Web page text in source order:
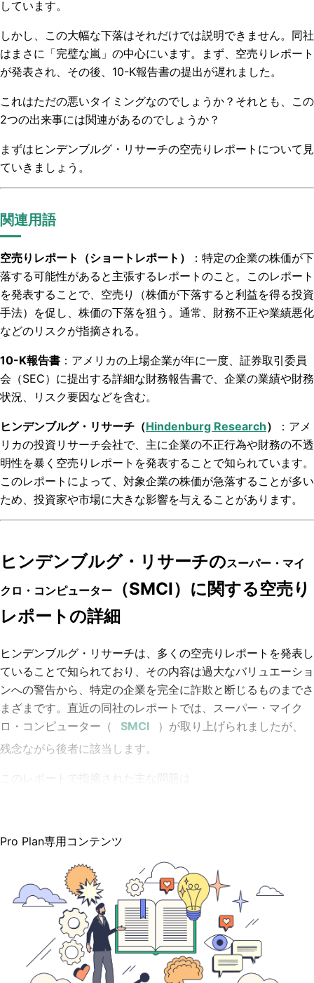
しています。
しかし、この大幅な下落はそれだけでは説明できません。同社
はまさに「完璧な嵐」の中心にいます。まず、空売りレポート
が発表され、その後、10-K報告書の提出が遅れました。
これはただの悪いタイミングなのでしょうか？それとも、この
2つの出来事には関連があるのでしょうか？
まずはヒンデンブルグ・リサーチの空売りレポートについて見
ていきましょう。
関連用語
空売りレポート（ショートレポート）
：特定の企業の株価が下
落する可能性があると主張するレポートのこと。このレポート
を発表することで、空売り（株価が下落すると利益を得る投資
手法）を促し、株価の下落を狙う。通常、財務不正や業績悪化
などのリスクが指摘される。
10-K報告書 ：アメリカの上場企業が年に一度、証券取引委員
会（SEC）に提出する詳細な財務報告書で、企業の業績や財務
状況、リスク要因などを含む。
ヒンデンブルグ・リサーチ（Hindenburg Research）
：アメ
リカの投資リサーチ会社で、主に企業の不正行為や財務の不透
明性を暴く空売りレポートを発表することで知られています。
このレポートによって、対象企業の株価が急落することが多い
ため、投資家や市場に大きな影響を与えることがあります。
ヒンデンブルグ・リサーチのスーパー・マイ
クロ・コンピューター
（SMCI）に関する空売り
レポートの詳細
ヒンデンブルグ・リサーチは、多くの空売りレポートを発表し
ていることで知られており、その内容は過大なバリュエーショ
ンへの警告から、特定の企業を完全に詐欺と断じるものまでさ
まざまです。直近の同社のレポートでは、 スーパー・マイク
ロ・コンピューター （
）が取り上げられましたが、
残念ながら後者に該当します。
このレポートで指摘された主な問題は
Pro Plan専用コンテンツ